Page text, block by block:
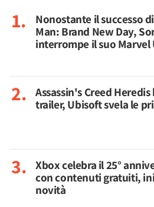
Nonostante il successo
Man: Brand New Day,
interrompe il suo Marvel
Assassin's Creed Heredis
trailer, Ubisoft svela le
Xbox celebra il 25°
con contenuti gratuiti,
novità